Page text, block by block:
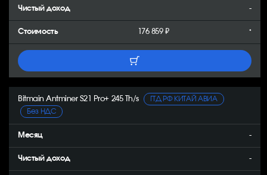
-
176 859 ₽ *
Bitmain Antminer S21 Pro+ 245 Th/s
ГТД РФ КИТАЙ АВИА
Без НДС
-
-